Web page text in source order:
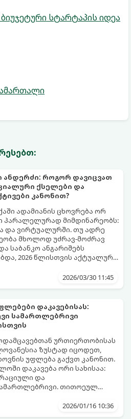
სტარტაპის იდეა
როგორ დავიცვათ
ქსელები და
კანონით?
ადამიანის ცხოვრება ორ
პარალელურად მიმდინარეობს:
და ვირტუალურში. თუ ადრე
მხოლოდ უძრავ-მოძრავ
საბანკო ანგარიშებს
2026 წლისთვის აქტუალური
თქვენს ფოტოებს, სამუშაო
თქვენი ციფრული
2026/03/30 11:45
დაკავებისას:
სამართლებრივი
ურთიერთობისას
ზუსტად იცოდეთ,
უფლება გაქვთ კანონით.
დაკავება ორი სახისაა:
და
თითოეულ
2026/01/16 10:36